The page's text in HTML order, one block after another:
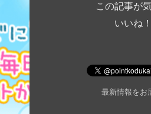
この記事が
いいね
最新情報をお